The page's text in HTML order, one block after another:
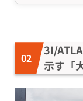
3I/
示す「